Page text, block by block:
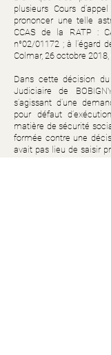
plusieurs Cours
prononcer une telle
CCAS de la RATP :
n°02/01172 ; à l’égard
Colmar, 26 octobre
Dans cette décision
Judiciaire de
s’agissant d’une
pour défaut
matière de sécurité
formée contre une
avait pas lieu de saisir